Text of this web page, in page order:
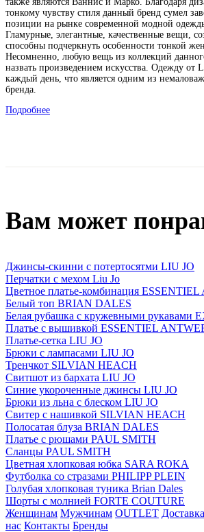
тонкому чувству стиля данный бренд сумел
позиции на рынке современной модной
Гламурные, элегантные, качественные вещи,
способны подчеркнуть особенности тонкой
Несомненно, любую вещь из коллекций
назвать произведением искусства. Одежду от
каждый день, что является одним из
бренда.
Подробнее
Вам может
Джинсы-скинни с потертосятми LIU JO
Перчатки с мехом Liu Jo
Цветное платье-комбинация
Белый топ BRIAN DALES
Белая рубашка с кружевными рукавами
Платье с вышивкой ESSENTIEL
Платье-сетка LIU JO
Брюки с лампасами LIU JO
Тренчкот SILVIAN HEACH
Свитшот из бархата LIU JO
Синие укороченные джинсы LIU JO
Брюки из льна с блеском LIU JO
Свитер с нашивкой SILVIAN HEACH
Полосатая блуза BRIAN DALES
Платье с рюшами PAUL SMITH
Сланцы PAUL SMITH
Цветная хлопковая юбка SARA ROKA
Футболка со стразами PHILIPP PLEIN
Голубая хлопковая туника Brian Dales
Шорты с молнией FORTE COUTURE
Женщинам Мужчинам OUTLET
нас Контакты Бренды